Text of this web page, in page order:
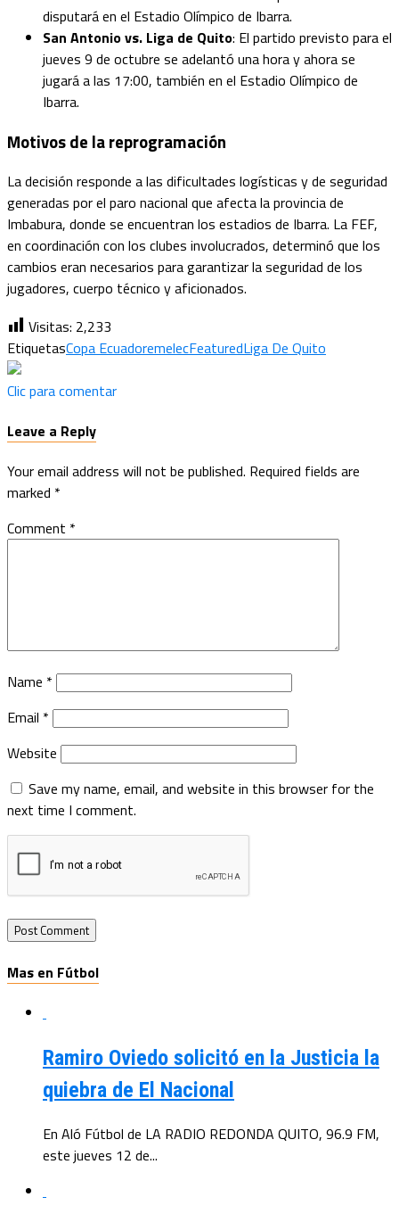
disputará en el Estadio Olímpico de Ibarra.
San Antonio vs. Liga de Quito: El partido previsto para el
jueves 9 de octubre se adelantó una hora y ahora se
jugará a las 17:00, también en el Estadio Olímpico de
Ibarra.
Motivos de la reprogramación
La decisión responde a las dificultades logísticas y de seguridad
generadas por el paro nacional que afecta la provincia de
Imbabura, donde se encuentran los estadios de Ibarra. La FEF,
en coordinación con los clubes involucrados, determinó que los
cambios eran necesarios para garantizar la seguridad de los
jugadores, cuerpo técnico y aficionados.
Visitas: 2,233
EtiquetasCopa EcuadoremelecFeaturedLiga De Quito
Clic para comentar
Leave a Reply
Your email address will not be published. Required fields are
marked *
Comment *
Name *
Email *
Website
Save my name, email, and website in this browser for the
next time I comment.
Mas en Fútbol
Ramiro Oviedo solicitó en la Justicia la
quiebra de El Nacional
En Aló Fútbol de LA RADIO REDONDA QUITO, 96.9 FM,
este jueves 12 de...